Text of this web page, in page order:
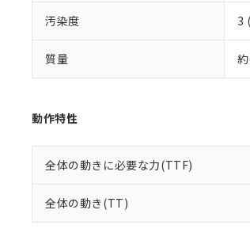
汚染度 3
質量
動作特性
全体の動きに必要な力(TTF)
全体の動き(TT)